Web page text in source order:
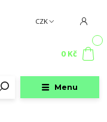
Menu
CZK
0 Kč